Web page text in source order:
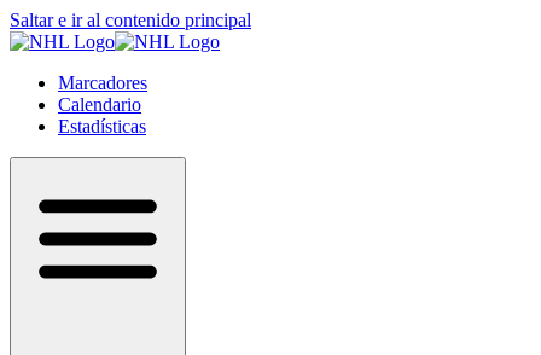
Saltar e ir al contenido principal
Marcadores
Calendario
Estadísticas